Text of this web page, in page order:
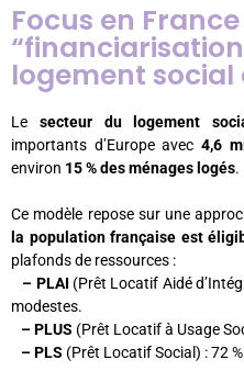
Focus en France
logement
Le secteur du logement
importants d’Europe avec 4,6
environ 15 % des ménages logés.
Ce modèle repose sur une
la population française est
plafonds de ressources :
– PLAI (Prêt Locatif Aidé
modestes.
– PLUS (Prêt Locatif à Usage
– PLS (Prêt Locatif Social) : 72